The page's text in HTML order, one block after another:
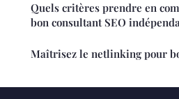
Quels critères prendre en
bon consultant SEO
Maîtrisez le netlinking pour